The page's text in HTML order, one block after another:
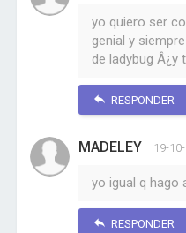
yo quiero ser
genial y
de ladybug Â¿y
RESPONDER
MADELEY 19-
yo igual q hago
RESPONDER